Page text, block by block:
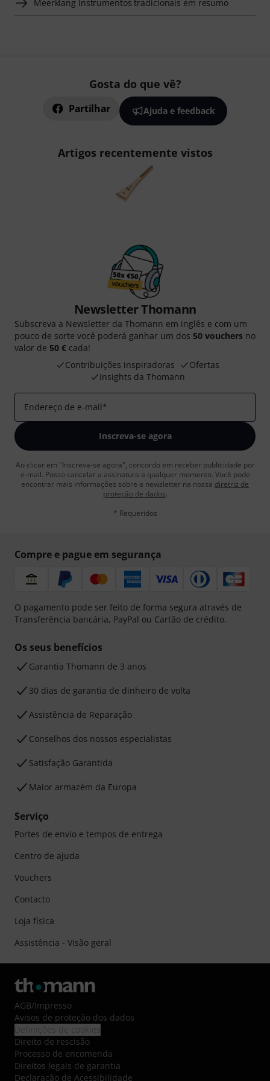
Meerklang Instrumentos tradicionais em resumo
Gosta do que vê?
Partilhar Ajuda e feedback
Artigos recentemente vistos
Newsletter Thomann
Subscreva a Newsletter da Thomann em inglês e com um
pouco de sorte você poderá ganhar um dos 50 vouchers no
valor de 50 € cada!
Contribuições inspiradoras
Ofertas
Insights da Thomann
Endereço de e-mail*
Inscreva-se agora
Ao clicar em "Inscreva-se agora", concordo em receber publicidade por
e-mail. Posso cancelar a assinatura a qualquer momento. Você pode
encontrar mais informações sobre a newsletter na nossa diretriz de
proteção de dados.
* Requeridos
Compre e pague em segurança
O pagamento pode ser feito de forma segura através de
Transferência bancária, PayPal ou Cartão de crédito.
Os seus benefícios
Garantia Thomann de 3 anos
30 dias de garantia de dinheiro de volta
Assistência de Reparação
Conselhos dos nossos especialistas
Satisfação Garantida
Maior armazém da Europa
Serviço
Portes de envio e tempos de entrega
Centro de ajuda
Vouchers
Contacto
Loja física
Assistência - Visão geral
AGB/Impresso
Avisos de proteção dos dados
Direito de rescisão
Processo de encomenda
Direitos legais de garantia
Declaração de Acessibilidade